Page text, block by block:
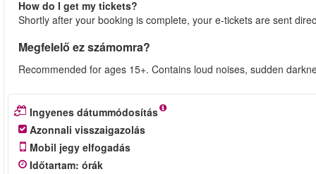
How do I get my tickets?
Shortly after your booking is complete, your e-tickets are sent
Megfelelő ez számomra?
Recommended for ages 15+. Contains loud noises, sudden
Ingyenes dátummódosítás
Azonnali visszaigazolás
Mobil jegy elfogadás
Időtartam: órák